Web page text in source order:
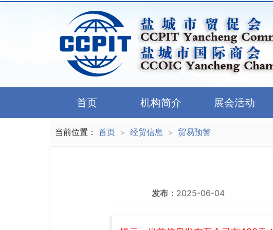
首页 机构简介 展会活动
当前位置： 首页 > 经贸信息 > 贸易预警
发布： 2025-06-04